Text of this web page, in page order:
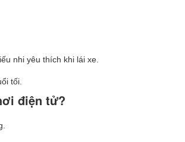
nhi yêu thích khi lái xe.
tối.
điện tử?